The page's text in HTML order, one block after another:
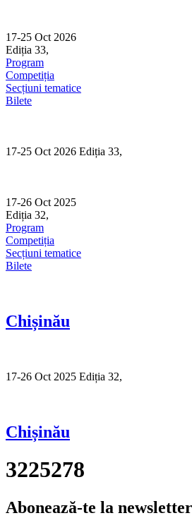
content
17-25 Oct 2026
Ediția 33,
Program
Competiția
Secțiuni tematice
Bilete
17-25 Oct 2026 Ediția 33,
17-26 Oct 2025
Ediția 32,
Program
Competiția
Secțiuni tematice
Bilete
Chișinău
17-26 Oct 2025 Ediția 32,
Chișinău
3225278
Abonează-te la newsletter